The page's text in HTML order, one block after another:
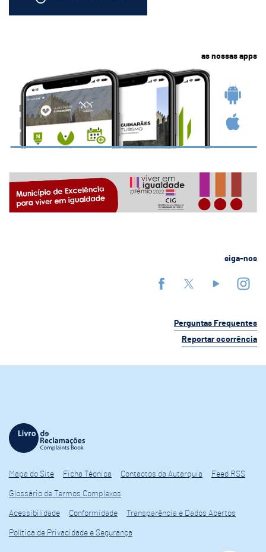
as nossas apps
siga-nos
Perguntas Frequentes
Reportar ocorrência
Mapa do Site Ficha Técnica Contactos da Autarquia Feed RSS
Glossário de Termos Complexos
Acessibilidade Conformidade Transparência e Dados Abertos
Política de Privacidade e Segurança